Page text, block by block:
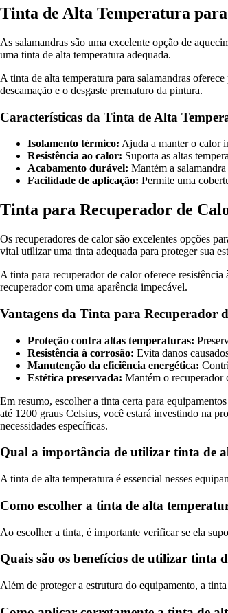
Tinta de Alta Temperatura
As salamandras são uma excelente opção de
uma tinta de alta temperatura adequada.
A tinta de alta temperatura para salamandras
descamação e o desgaste prematuro da pintura.
Características da Tinta de Alta
Isolamento térmico: Ajuda a manter o calor
Resistência ao calor: Suporta as altas
Acabamento durável: Mantém a
Facilidade de aplicação: Permite uma
Tinta para Recuperador de
Os recuperadores de calor são excelentes opções
vital utilizar uma tinta adequada para proteger sua
A tinta para recuperador de calor oferece
recuperador com uma aparência impecável.
Vantagens da Tinta para Recuperador
Proteção contra altas temperaturas:
Resistência à corrosão: Evita danos
Manutenção da eficiência energética:
Estética preservada: Mantém o recuperador
Em resumo, escolher a tinta certa para
até 1200 graus Celsius, você estará investindo na
necessidades específicas.
Qual a importância de utilizar tinta de
A tinta de alta temperatura é essencial nesses
Como escolher a tinta de alta
Ao escolher a tinta, é importante verificar se ela
Quais são os benefícios de utilizar tinta
Além de proteger a estrutura do equipamento, a